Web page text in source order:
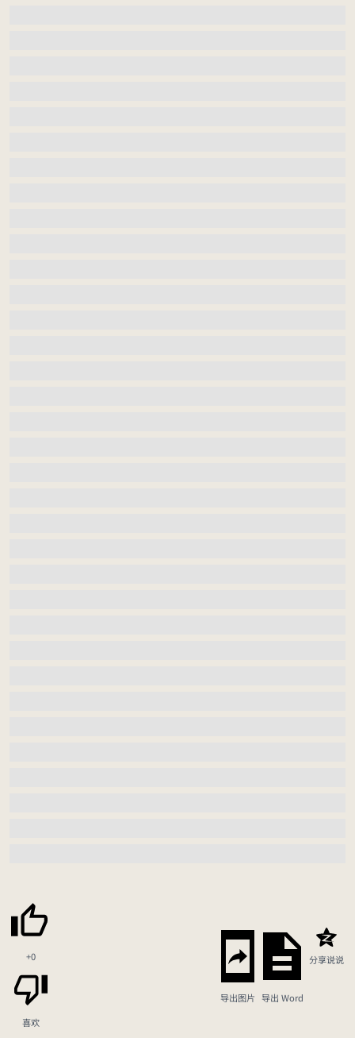
+0
喜欢
导出图片 导出 Word
分享说说